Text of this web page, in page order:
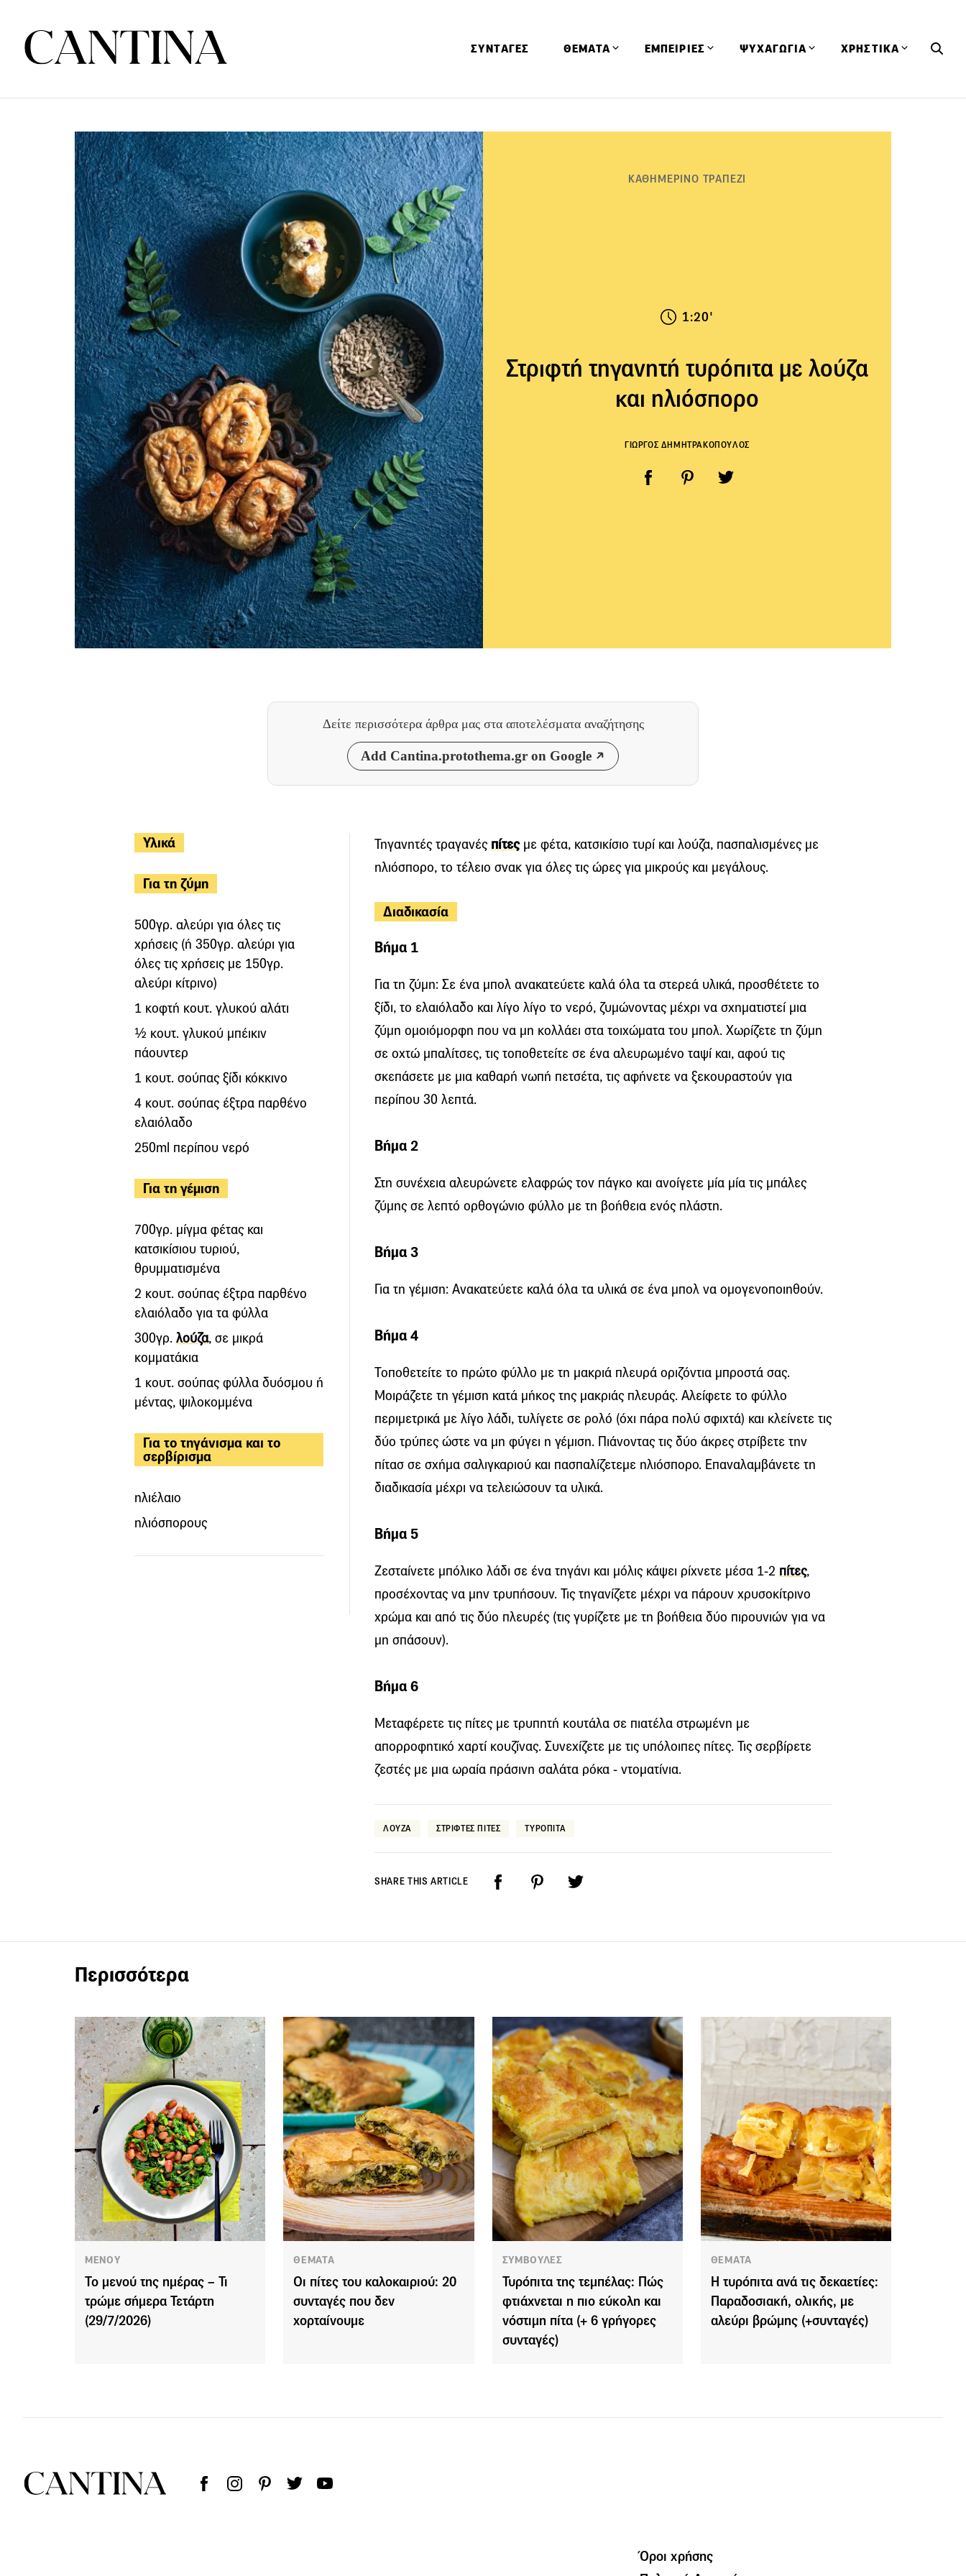
ΣΥΝΤΑΓΕΣ ΘΕΜΑΤΑ ΕΜΠΕΙΡΙΕΣ ΨΥΧΑΓΩΓΙΑ ΧΡΗΣΤΙΚΑ
ΚΑΘΗΜΕΡΙΝΟ ΤΡΑΠΕΖΙ
1:20'
Στριφτή τηγανητή τυρόπιτα με λούζα
και ηλιόσπορο
ΓΙΩΡΓΟΣ ΔΗΜΗΤΡΑΚΟΠΟΥΛΟΣ
Δείτε περισσότερα άρθρα μας στα αποτελέσματα αναζήτησης
Add Cantina.protothema.gr on Google
Υλικά
Για τη ζύμη
500γρ. αλεύρι για όλες τις
χρήσεις (ή 350γρ. αλεύρι για
όλες τις χρήσεις με 150γρ.
αλεύρι κίτρινο)
1 κοφτή κουτ. γλυκού αλάτι
½ κουτ. γλυκού μπέικιν
πάουντερ
1 κουτ. σούπας ξίδι κόκκινο
4 κουτ. σούπας έξτρα παρθένο
ελαιόλαδο
250ml περίπου νερό
Για τη γέμιση
700γρ. μίγμα φέτας και
κατσικίσιου τυριού,
θρυμματισμένα
2 κουτ. σούπας έξτρα παρθένο
ελαιόλαδο για τα φύλλα
300γρ. λούζα, σε μικρά
κομματάκια
1 κουτ. σούπας φύλλα δυόσμου ή
μέντας, ψιλοκομμένα
Για το τηγάνισμα και το
σερβίρισμα
ηλιέλαιο
ηλιόσπορους
Τηγανητές τραγανές πίτεςμε φέτα, κατσικίσιο τυρί και λούζα, πασπαλισμένες με
ηλιόσπορο, το τέλειο σνακ για όλες τις ώρες για μικρούς και μεγάλους.
Διαδικασία
Βήμα 1
Για τη ζύμη: Σε ένα μπολ ανακατεύετε καλά όλα τα στερεά υλικά, προσθέτετε το
ξίδι, το ελαιόλαδο και λίγο λίγο το νερό, ζυμώνοντας μέχρι να σχηματιστεί μια
ζύμη ομοιόμορφη που να μη κολλάει στα τοιχώματα του μπολ. Χωρίζετε τη ζύμη
σε οχτώ μπαλίτσες, τις τοποθετείτε σε ένα αλευρωμένο ταψί και, αφού τις
σκεπάσετε με μια καθαρή νωπή πετσέτα, τις αφήνετε να ξεκουραστούν για
περίπου 30 λεπτά.
Βήμα 2
Στη συνέχεια αλευρώνετε ελαφρώς τον πάγκο και ανοίγετε μία μία τις μπάλες
ζύμης σε λεπτό ορθογώνιο φύλλο με τη βοήθεια ενός πλάστη.
Βήμα 3
Για τη γέμιση: Ανακατεύετε καλά όλα τα υλικά σε ένα μπολ να ομογενοποιηθούν.
Βήμα 4
Τοποθετείτε το πρώτο φύλλο με τη μακριά πλευρά οριζόντια μπροστά σας.
Μοιράζετε τη γέμιση κατά μήκος της μακριάς πλευράς. Αλείφετε το φύλλο
περιμετρικά με λίγο λάδι, τυλίγετε σε ρολό (όχι πάρα πολύ σφιχτά) και κλείνετε τις
δύο τρύπες ώστε να μη φύγει η γέμιση. Πιάνοντας τις δύο άκρες στρίβετε την
πίτασ σε σχήμα σαλιγκαριού και πασπαλίζετεμε ηλιόσπορο. Επαναλαμβάνετε τη
διαδικασία μέχρι να τελειώσουν τα υλικά.
Βήμα 5
Ζεσταίνετε μπόλικο λάδι σε ένα τηγάνι και μόλις κάψει ρίχνετε μέσα 1-2 πίτες,
προσέχοντας να μην τρυπήσουν. Τις τηγανίζετε μέχρι να πάρουν χρυσοκίτρινο
χρώμα και από τις δύο πλευρές (τις γυρίζετε με τη βοήθεια δύο πιρουνιών για να
μη σπάσουν).
Βήμα 6
Μεταφέρετε τις πίτες με τρυπητή κουτάλα σε πιατέλα στρωμένη με
απορροφητικό χαρτί κουζίνας. Συνεχίζετε με τις υπόλοιπες πίτες. Τις σερβίρετε
ζεστές με μια ωραία πράσινη σαλάτα ρόκα - ντοματίνια.
ΛΟΥΖΑ ΣΤΡΙΦΤΕΣ ΠΙΤΕΣ ΤΥΡΟΠΙΤΑ
SHARE THIS ARTICLE
Περισσότερα
ΜΕΝΟΥ
Το μενού της ημέρας – Τι
τρώμε σήμερα Τετάρτη
(29/7/2026)
ΘΕΜΑΤΑ
Οι πίτες του καλοκαιριού: 20
συνταγές που δεν
χορταίνουμε
ΣΥΜΒΟΥΛΕΣ
Τυρόπιτα της τεμπέλας: Πώς
φτιάχνεται η πιο εύκολη και
νόστιμη πίτα (+ 6 γρήγορες
συνταγές)
ΘΕΜΑΤΑ
Η τυρόπιτα ανά τις δεκαετίες:
Παραδοσιακή, ολικής, με
αλεύρι βρώμης (+συνταγές)
Όροι χρήσης